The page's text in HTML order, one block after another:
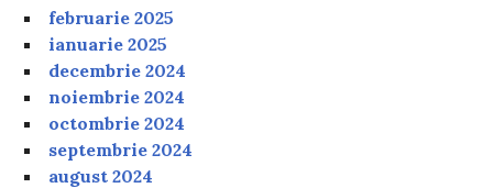
februarie 2025
ianuarie 2025
decembrie 2024
noiembrie 2024
octombrie 2024
septembrie 2024
august 2024